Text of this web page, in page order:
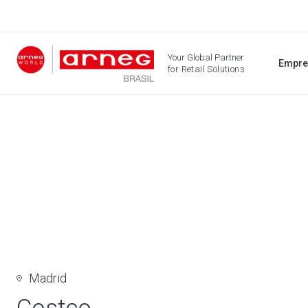
Your Global Partner
for Retail Solutions
Madrid